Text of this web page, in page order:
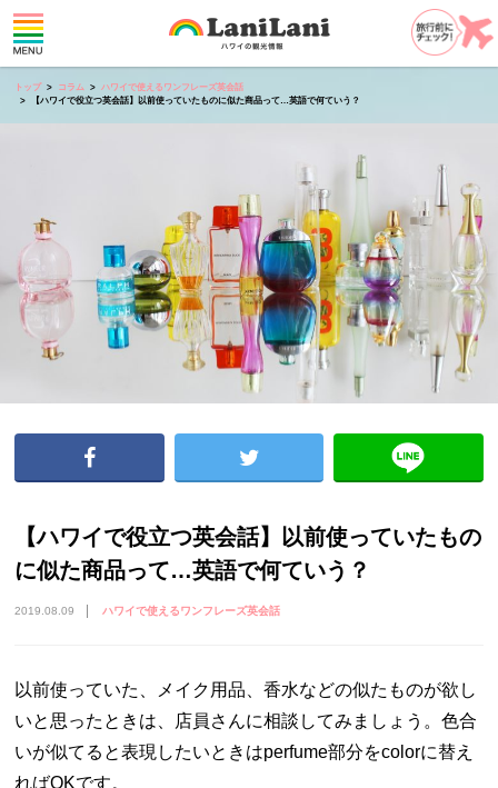
トップ コラム
ハワイで使えるワンフレーズ英会話
【ハワイで役立つ英会話】以前使っていたものに似た商品って…英語で何ていう？
【ハワイで役立つ英会話】以前使っていたもの
に似た商品って…英語で何ていう？
2019.08.09 ハワイで使えるワンフレーズ英会話
以前使っていた、メイク用品、香水などの似たものが欲し
いと思ったときは、店員さんに相談してみましょう。色合
いが似てると表現したいときはperfume部分をcolorに替え
ればOKです。